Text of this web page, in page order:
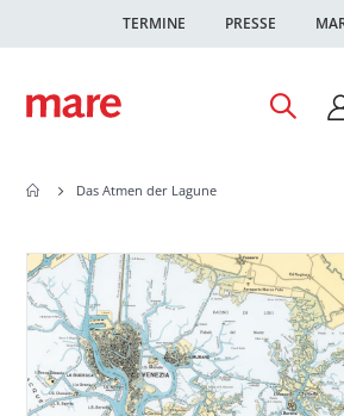
TERMINE PRESSE
Das Atmen der Lagune
Zum
Ende
der
Bildgalerie
springen
Zum
Anfang
der
Bildgalerie
springen